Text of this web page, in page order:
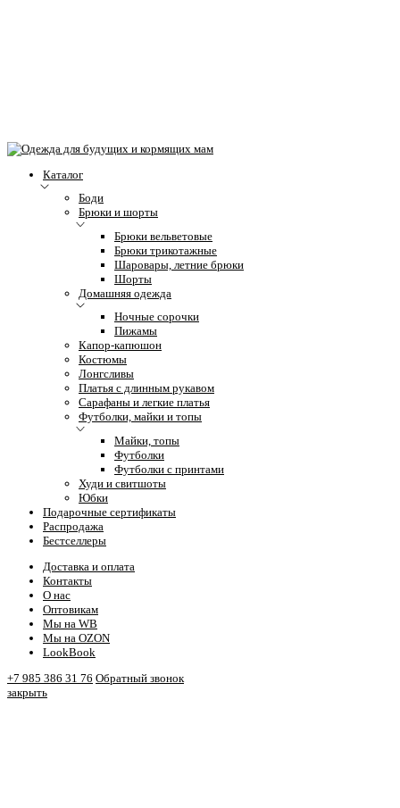
Каталог
Боди
Брюки и шорты
Брюки вельветовые
Брюки трикотажные
Шаровары, летние брюки
Шорты
Домашняя одежда
Ночные сорочки
Пижамы
Капор-капюшон
Костюмы
Лонгсливы
Платья с длинным рукавом
Сарафаны и легкие платья
Футболки, майки и топы
Майки, топы
Футболки
Футболки с принтами
Худи и свитшоты
Юбки
Подарочные сертификаты
Распродажа
Бестселлеры
Доставка и оплата
Контакты
О нас
Оптовикам
Мы на WB
Мы на OZON
LookBook
+7 985 386 31 76 Обратный звонок
закрыть